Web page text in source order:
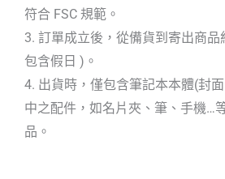
符合 FSC 規範。
3. 訂單成立後，從備貨到寄出商品
包含假日 )。
4. 出貨時，僅包含筆記本本體(封
中之配件，如名片夾、筆、手機…
品。